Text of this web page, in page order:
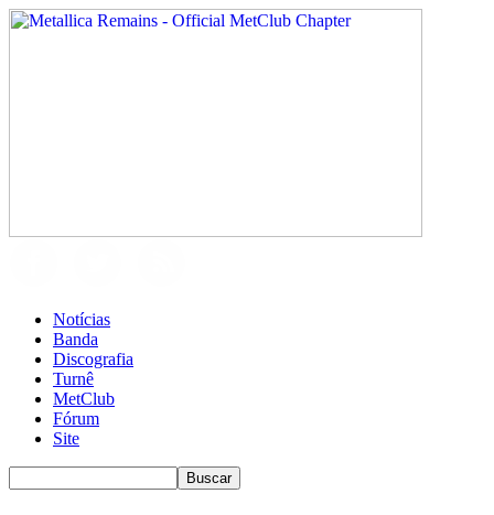
Notícias
Banda
Discografia
Turnê
MetClub
Fórum
Site